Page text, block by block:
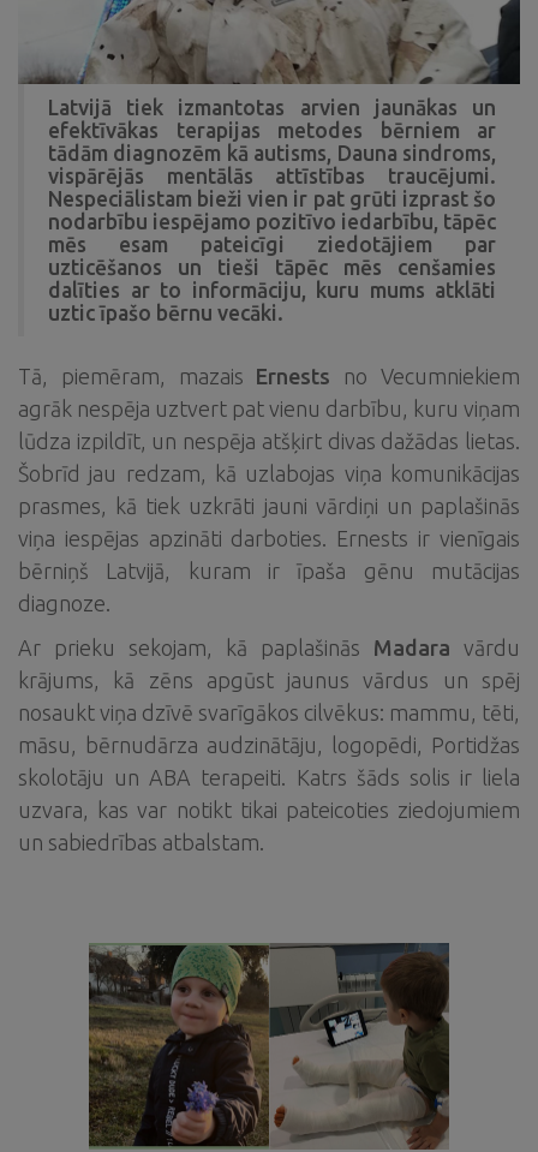
Latvijā tiek izmantotas arvien jaunākas un
efektīvākas terapijas metodes bērniem ar
tādām diagnozēm kā autisms, Dauna sindroms,
vispārējās mentālās attīstības traucējumi.
Nespeciālistam bieži vien ir pat grūti izprast šo
nodarbību iespējamo pozitīvo iedarbību, tāpēc
mēs esam pateicīgi ziedotājiem par
uzticēšanos un tieši tāpēc mēs cenšamies
dalīties ar to informāciju, kuru mums atklāti
uztic īpašo bērnu vecāki.
Tā, piemēram, mazais Ernests no Vecumniekiem
agrāk nespēja uztvert pat vienu darbību, kuru viņam
lūdza izpildīt, un nespēja atšķirt divas dažādas lietas.
Šobrīd jau redzam, kā uzlabojas viņa komunikācijas
prasmes, kā tiek uzkrāti jauni vārdiņi un paplašinās
viņa iespējas apzināti darboties. Ernests ir vienīgais
bērniņš Latvijā, kuram ir īpaša gēnu mutācijas
diagnoze.
Ar prieku sekojam, kā paplašinās Madara vārdu
krājums, kā zēns apgūst jaunus vārdus un spēj
nosaukt viņa dzīvē svarīgākos cilvēkus: mammu, tēti,
māsu, bērnudārza audzinātāju, logopēdi, Portidžas
skolotāju un ABA terapeiti. Katrs šāds solis ir liela
uzvara, kas var notikt tikai pateicoties ziedojumiem
un sabiedrības atbalstam.